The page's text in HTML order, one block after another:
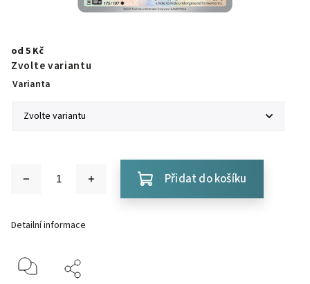
od 5 Kč
Zvolte variantu
Varianta
Přidat do košíku
Detailní informace